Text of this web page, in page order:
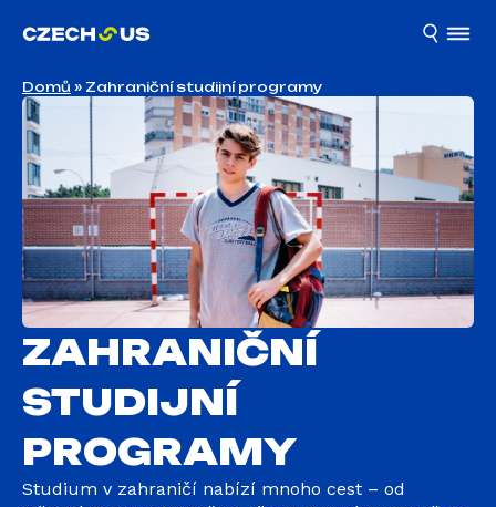
Domů » Zahraniční studijní programy
ZAHRANIČNÍ
STUDIJNÍ
PROGRAMY
Studium v zahraničí nabízí mnoho cest – od